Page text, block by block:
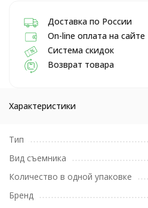
Доставка по России
On-line оплата на сайте
Система скидок
Возврат товара
Характеристики
Тип
Вид съемника
Количество в одной упаковке
Бренд